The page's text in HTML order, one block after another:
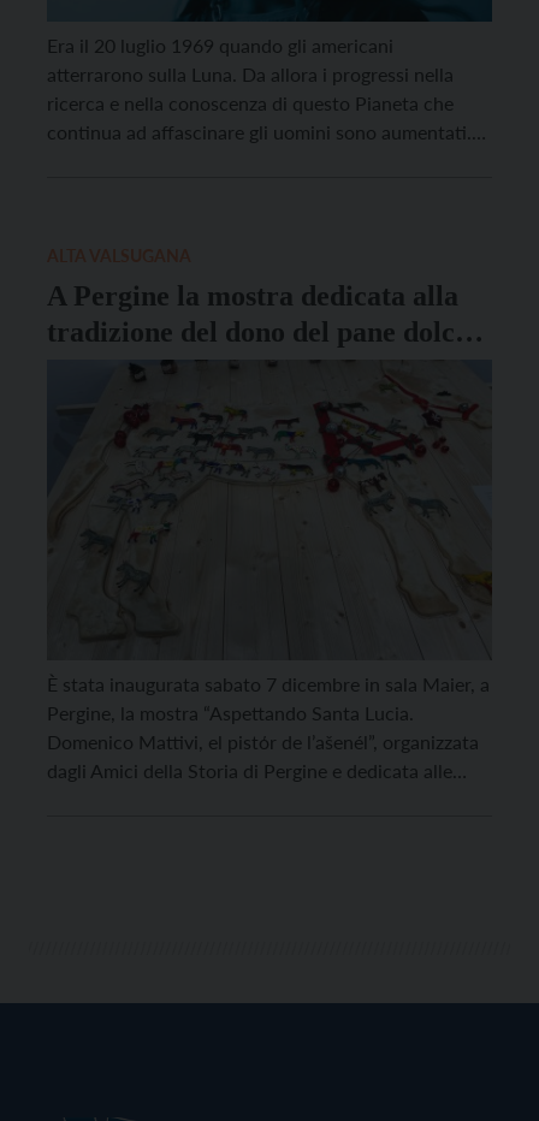
Era il 20 luglio 1969 quando gli americani
atterrarono sulla Luna. Da allora i progressi nella
ricerca e nella conoscenza di questo Pianeta che
continua ad affascinare gli uomini sono aumentati.
A Pergine la mostra dedicata alla
tradizione del dono del pane dolce a
forma di asinello e di scala
È stata inaugurata sabato 7 dicembre in sala Maier, a
Pergine, la mostra “Aspettando Santa Lucia.
Domenico Mattivi, el pistόr de l’ašenél”, organizzata
dagli Amici della Storia di Pergine e dedicata alle